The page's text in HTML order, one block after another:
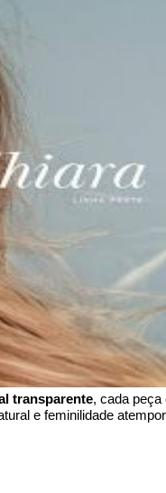
transparente, cada peça
e feminilidade